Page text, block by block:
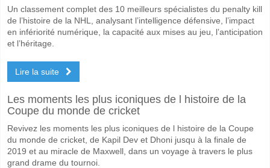
Un classement complet des 10 meilleurs spécialistes du penalty kill
de l’histoire de la NHL, analysant l’intelligence défensive, l’impact
en infériorité numérique, la capacité aux mises au jeu, l’anticipation
et l’héritage.
Lire la suite
Les moments les plus iconiques de l histoire de la
Coupe du monde de cricket
Revivez les moments les plus iconiques de l histoire de la Coupe
du monde de cricket, de Kapil Dev et Dhoni jusqu à la finale de
2019 et au miracle de Maxwell, dans un voyage à travers le plus
grand drame du tournoi.